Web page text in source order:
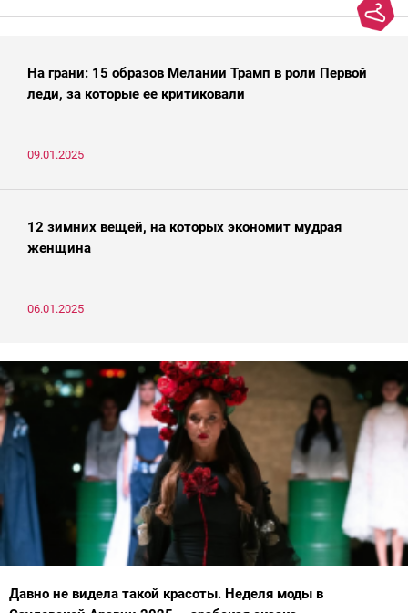
На грани: 15 образов Мелании Трамп в роли Первой
леди, за которые ее критиковали
09.01.2025
12 зимних вещей, на которых экономит мудрая
женщина
06.01.2025
Давно не видела такой красоты. Неделя моды в